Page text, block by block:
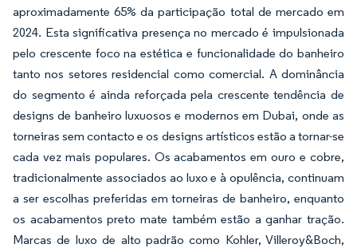
aproximadamente 65% da participação total de mercado em
2024. Esta significativa presença no mercado é impulsionada
pelo crescente foco na estética e funcionalidade do banheiro
tanto nos setores residencial como comercial. A dominância
do segmento é ainda reforçada pela crescente tendência de
designs de banheiro luxuosos e modernos em Dubai, onde as
torneiras sem contacto e os designs artísticos estão a tornar-se
cada vez mais populares. Os acabamentos em ouro e cobre,
tradicionalmente associados ao luxo e à opulência, continuam
a ser escolhas preferidas em torneiras de banheiro, enquanto
os acabamentos preto mate também estão a ganhar tração.
Marcas de luxo de alto padrão como Kohler, Villeroy&Boch,